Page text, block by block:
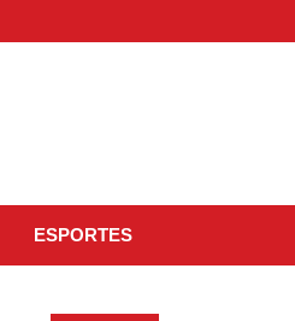
ESPORTES